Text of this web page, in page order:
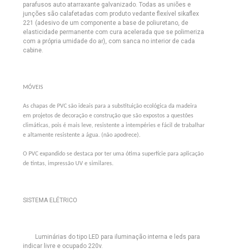
parafusos auto atarraxante galvanizado. Todas as uniões e
junções são calafetadas com produto vedante flexível sikaflex
221 (adesivo de um componente a base de poliuretano, de
elasticidade permanente com cura acelerada que se polimeriza
com a própria umidade do ar), com sanca no interior de cada
cabine.
MÓVEIS
As chapas de PVC são ideais para a substituição ecológica da madeira
em projetos de decoração e construção que são expostos a questões
climáticas, pois é mais leve, resistente a intempéries e fácil de trabalhar
e altamente resistente a água. (não apodrece).
O PVC expandido se destaca por ter uma ótima superfície para aplicação
de tintas, impressão UV e similares.
SISTEMA ELÉTRICO
Luminárias do tipo LED para iluminação interna e leds para
indicar livre e ocupado 220v.